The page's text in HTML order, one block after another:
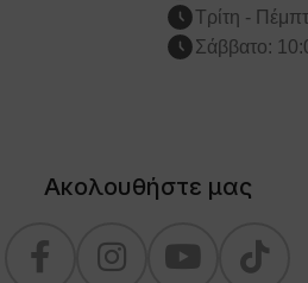
Τρίτη -
Σάββατο:
Ακολουθήστε μας